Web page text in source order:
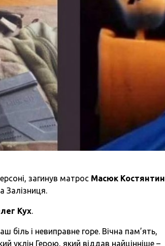
загинув матрос Масюк Костянтин
Залізниця.
Кух.
біль і невиправне горе. Вічна пам’ять,
уклін Герою, який віддав найцінніше –